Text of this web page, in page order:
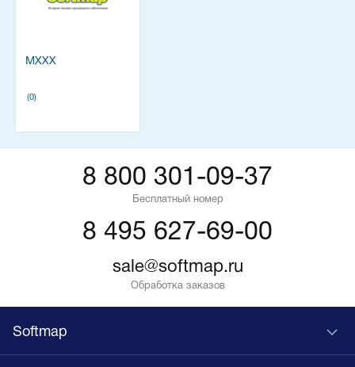
MXXX
(0)
8 800 301-09-37
Бесплатный номер
8 495 627-69-00
sale@softmap.ru
Обработка заказов
Softmap